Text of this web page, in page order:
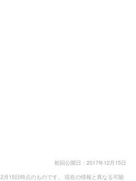
初回公開日：2017年12月15日
月15日時点のものです。 現在の情報と異なる可能